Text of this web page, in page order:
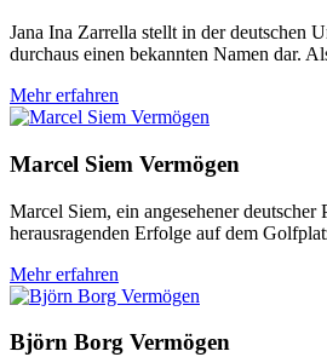
Jana Ina Zarrella stellt in der deutschen
durchaus einen bekannten Namen dar.
Mehr erfahren
Marcel Siem Vermögen
Marcel Siem, ein angesehener
herausragenden Erfolge auf dem
Mehr erfahren
Björn Borg Vermögen